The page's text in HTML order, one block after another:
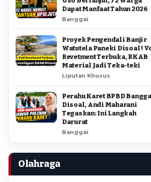
Dapat Manfaat Tahun 2026
Banggai
Proyek Pengendali Banjir
Watutela Paneki Disoal !
Revetment Terbuka, RKAB
Material Jadi Teka-teki
Liputan Khusus
Perahu Karet BPBD
Disoal, Andi Maharani
Tegaskan: Ini Langkah
Darurat
Banggai
Olahraga